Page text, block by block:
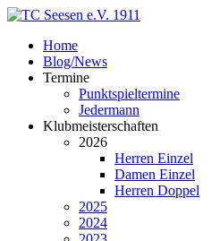
Home
Blog/News
Termine
Punktspieltermine
Jedermann
Klubmeisterschaften
2026
Herren Einzel
Damen Einzel
Herren Doppel
2025
2024